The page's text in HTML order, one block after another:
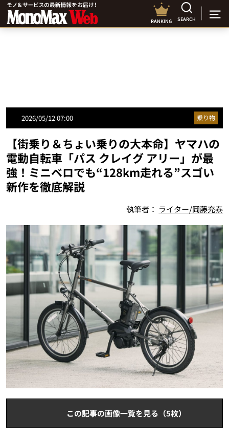
RANKING SEARCH
2026/05/12 07:00 乗り物
【街乗り＆ちょい乗りの大本命】ヤマハの
電動自転車「パス クレイグ アリー」が最
強！ミニベロでも“128km走れる”スゴい
新作を徹底解説
執筆者： ライター/岡藤充泰
この記事の画像一覧を見る（5枚）